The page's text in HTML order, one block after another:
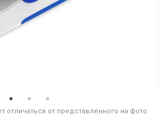
от представленного на фото.